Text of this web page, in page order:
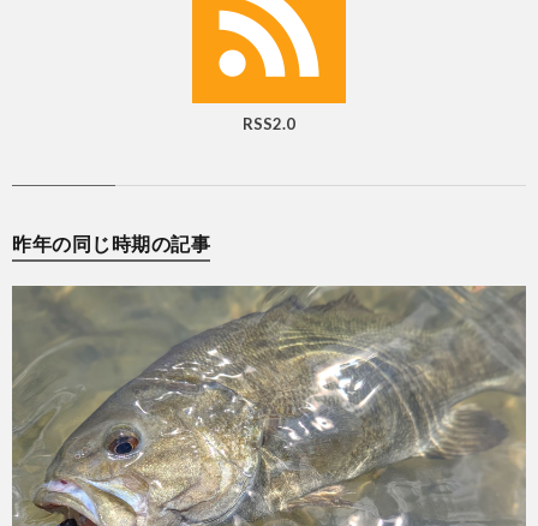
RSS2.0
昨年の同じ時期の記事